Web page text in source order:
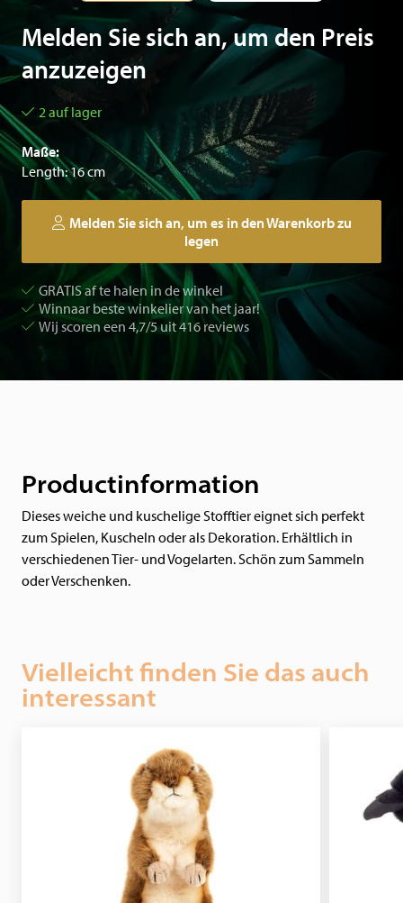
Melden Sie sich an, um den Preis
anzuzeigen
2 auf lager
Maße:
Length: 16 cm
Melden Sie sich an, um es in den Warenkorb zu
legen
GRATIS af te halen in de winkel
Winnaar beste winkelier van het jaar!
Wij scoren een 4,7/5 uit 416 reviews
Productinformation
Dieses weiche und kuschelige Stofftier eignet sich perfekt
zum Spielen, Kuscheln oder als Dekoration. Erhältlich in
verschiedenen Tier- und Vogelarten. Schön zum Sammeln
oder Verschenken.
Vielleicht finden Sie das auch
interessant